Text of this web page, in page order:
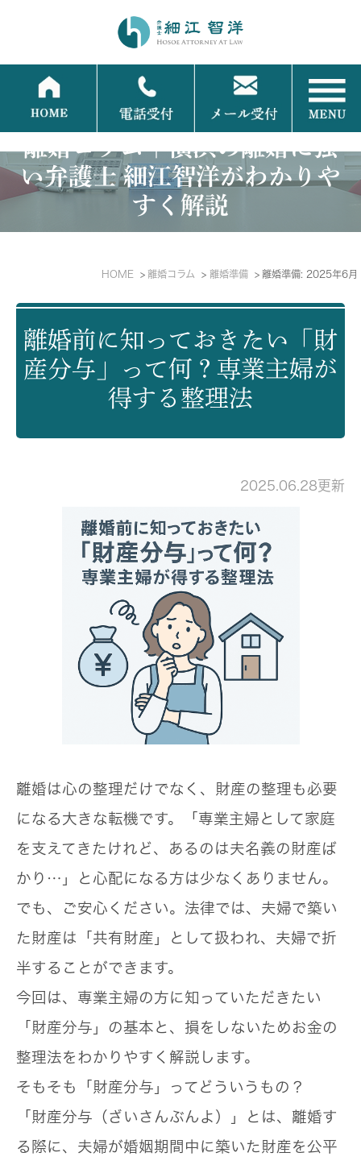
離婚コラム｜横浜の離婚に強
い弁護士 細江智洋がわかりや
すく解説
HOME 離婚コラム 離婚準備 離婚準備: 2025年6月
離婚前に知っておきたい「財
産分与」って何？専業主婦が
得する整理法
2025.06.28更新
離婚は心の整理だけでなく、財産の整理も必要
になる大きな転機です。「専業主婦として家庭
を支えてきたけれど、あるのは夫名義の財産ば
かり…」と心配になる方は少なくありません。
でも、ご安心ください。法律では、夫婦で築い
た財産は「共有財産」として扱われ、夫婦で折
半することができます。
今回は、専業主婦の方に知っていただきたい
「財産分与」の基本と、損をしないためお金の
整理法をわかりやすく解説します。
そもそも「財産分与」ってどういうもの？
「財産分与（ざいさんぶんよ）」とは、離婚す
る際に、夫婦が婚姻期間中に築いた財産を公平